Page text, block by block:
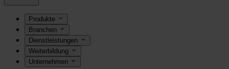
Produkte
Branchen
Dienstleistungen
Weiterbildung
Unternehmen